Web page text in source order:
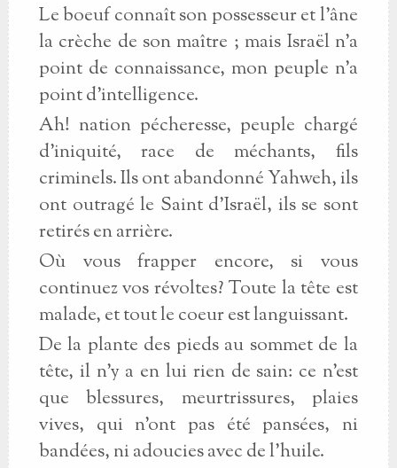
Le boeuf connaît son possesseur et l'âne
la crèche de son maître ; mais Israël n'a
point de connaissance, mon peuple n'a
point d'intelligence.
Ah! nation pécheresse, peuple chargé
d'iniquité, race de méchants, fils
criminels. Ils ont abandonné Yahweh, ils
ont outragé le Saint d'Israël, ils se sont
retirés en arrière.
Où vous frapper encore, si vous
continuez vos révoltes? Toute la tête est
malade, et tout le coeur est languissant.
De la plante des pieds au sommet de la
tête, il n'y a en lui rien de sain: ce n'est
que blessures, meurtrissures, plaies
vives, qui n'ont pas été pansées, ni
bandées, ni adoucies avec de l'huile.